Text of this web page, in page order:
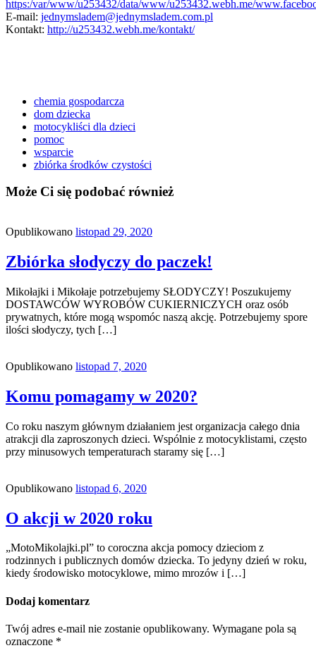
https:/var/www/u253432/data/www/u253432.webh.me/
E-mail: jednymsladem@jednymsladem.com.pl
Kontakt: http://u253432.webh.me/kontakt/
chemia gospodarcza
dom dziecka
motocykliści dla dzieci
pomoc
wsparcie
zbiórka środków czystości
Może Ci się podobać również
Opublikowano listopad 29, 2020
Zbiórka słodyczy do paczek!
Mikołajki i Mikołaje potrzebujemy SŁODYCZY! Poszukujemy
DOSTAWCÓW WYROBÓW CUKIERNICZYCH oraz osób
prywatnych, które mogą wspomóc naszą akcję. Potrzebujemy spore
ilości słodyczy, tych […]
Opublikowano listopad 7, 2020
Komu pomagamy w 2020?
Co roku naszym głównym działaniem jest organizacja całego dnia
atrakcji dla zaproszonych dzieci. Wspólnie z motocyklistami, często
przy minusowych temperaturach staramy się […]
Opublikowano listopad 6, 2020
O akcji w 2020 roku
„MotoMikolajki.pl” to coroczna akcja pomocy dzieciom z
rodzinnych i publicznych domów dziecka. To jedyny dzień w roku,
kiedy środowisko motocyklowe, mimo mrozów i […]
Dodaj komentarz
Twój adres e-mail nie zostanie opublikowany. Wymagane pola są
oznaczone *